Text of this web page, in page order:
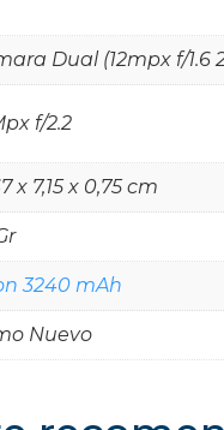
Dual (12mpx f/1.6
f/2.2
x 7,15 x 0,75 cm
3240 mAh
Nuevo